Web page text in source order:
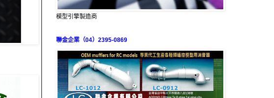
模型引擎製造商
聯金企業（04）2395-0869